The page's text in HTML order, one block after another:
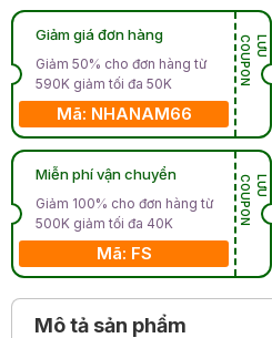
Giảm giá đơn hàng
Giảm 50% cho đơn hàng từ
590K giảm tối đa 50K
Mã: NHANAM66
L
Ư
U
C
O
U
P
O
N
Miễn phí vận chuyển
Giảm 100% cho đơn hàng từ
500K giảm tối đa 40K
Mã: FS
L
Ư
U
C
O
U
P
O
N
Mô tả sản phẩm